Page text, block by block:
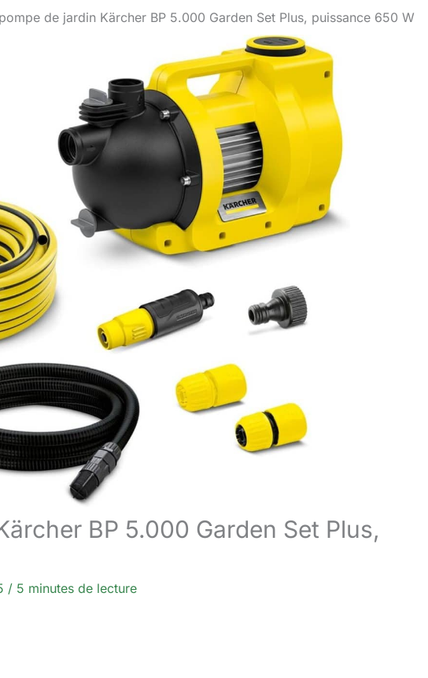
de jardin Kärcher BP 5.000 Garden Set Plus, puissance 650 W
BP 5.000 Garden Set Plus,
/ 5 minutes de lecture